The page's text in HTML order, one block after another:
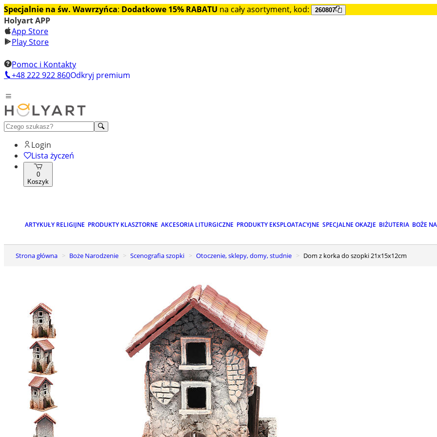
Specjalnie na św. Wawrzyńca: Dodatkowe 15% RABATU na cały asortyment, kod: 260807
Holyart APP
App Store
Play Store
Pomoc i Kontakty
+48 222 922 860Odkryj premium
Login
Lista życzeń
0
Koszyk
ARTYKUŁY RELIGIJNE PRODUKTY KLASZTORNE AKCESORIA LITURGICZNE PRODUKTY EKSPLOATACYJNE SPECJALNE OKAZJE BIŻUTERIA BOŻE
Strona główna Boże Narodzenie Scenografia szopki Otoczenie, sklepy, domy, studnie Dom z korka do szopki 21x15x12cm